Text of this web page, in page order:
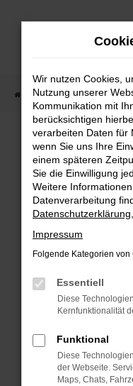
Zum
Startseite Fahrzeugangebote
Fehler:
Beim Laden ist ein
Hier sind ein paar
Überprüfe
deine
Prüfe deine
Manche
Wir nutzen Cookies,
Nutzung unserer
Kommunikation mit
berücksichtigen
verarbeiten Daten für
wenn Sie uns Ihre
einem späteren
Sie die Einwilligung
Weitere
Datenverarbeitung
Datenschutzerklärung
Impressum
Folgende Kategorien
Essentiell
Diese
Kernfunktionalität
Funktional
Diese
der Webseite.
Maps, Chats,